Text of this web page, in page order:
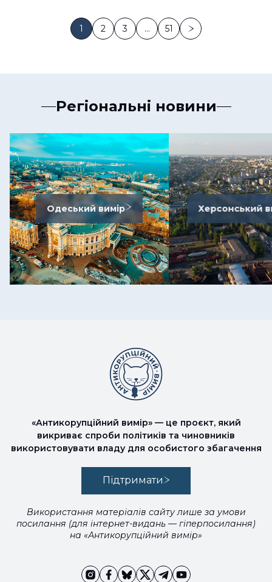
1 2 3 … 51
Регіональні новини
Одеський вимір Херсонський
«Антикорупційний вимір» — це проєкт, який
викриває спроби політиків та чиновників
використовувати владу для особистого збагачення
Підтримати
Використання матеріалів сайту лише за умови
посилання (для інтернет-видань — гіперпосилання)
на «Антикорупційний вимір»